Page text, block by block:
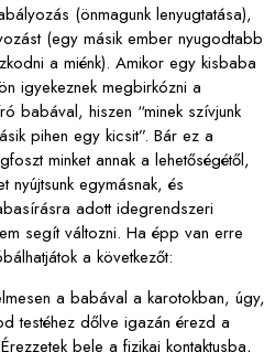
(önmagunk lenyugtatása),
(egy másik ember nyugodtabb
a miénk). Amikor egy kisbaba
igyekeznek megbirkózni a
babával, hiszen “minek szívjunk
pihen egy kicsit”. Bár ez a
minket annak a lehetőségétől,
nyújtsunk egymásnak, és
adott idegrendszeri
segít változni. Ha épp van erre
a következőt:
a babával a karotokban, úgy,
testéhez dőlve igazán érezd a
bele a fizikai kontaktusba,